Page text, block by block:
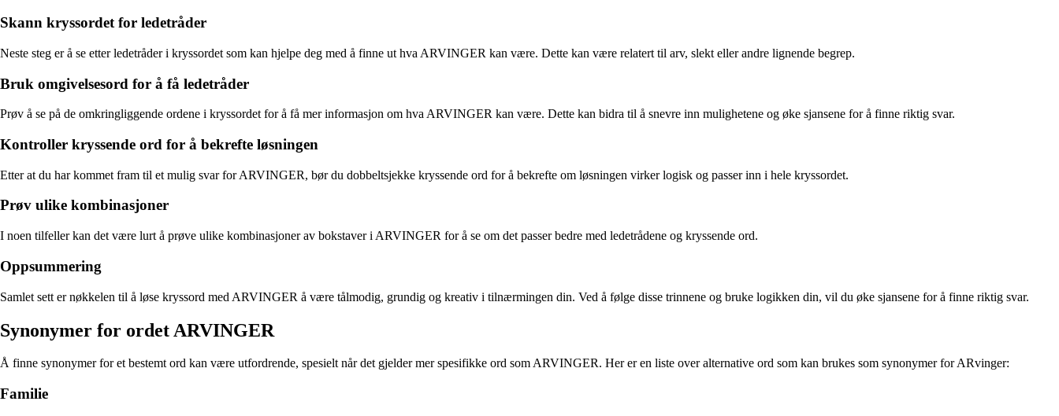
Skann kryssordet for ledetråder
Neste steg er å se etter ledetråder i kryssordet som kan hjelpe deg med å finne ut hva ARVINGER kan være. Dette kan være relatert til arv, slekt eller andre lignende begrep.
Bruk omgivelsesord for å få ledetråder
Prøv å se på de omkringliggende ordene i kryssordet for å få mer informasjon om hva ARVINGER kan være. Dette kan bidra til å snevre inn mulighetene og øke sjansene for å finne riktig svar.
Kontroller kryssende ord for å bekrefte løsningen
Etter at du har kommet fram til et mulig svar for ARVINGER, bør du dobbeltsjekke kryssende ord for å bekrefte om løsningen virker logisk og passer inn i hele kryssordet.
Prøv ulike kombinasjoner
I noen tilfeller kan det være lurt å prøve ulike kombinasjoner av bokstaver i ARVINGER for å se om det passer bedre med ledetrådene og kryssende ord.
Oppsummering
Samlet sett er nøkkelen til å løse kryssord med ARVINGER å være tålmodig, grundig og kreativ i tilnærmingen din. Ved å følge disse trinnene og bruke logikken din, vil du øke sjansene for å finne riktig svar.
Synonymer for ordet ARVINGER
Å finne synonymer for et bestemt ord kan være utfordrende, spesielt når det gjelder mer spesifikke ord som ARVINGER. Her er en liste over alternative ord som kan brukes som synonymer for ARvinger:
Familie